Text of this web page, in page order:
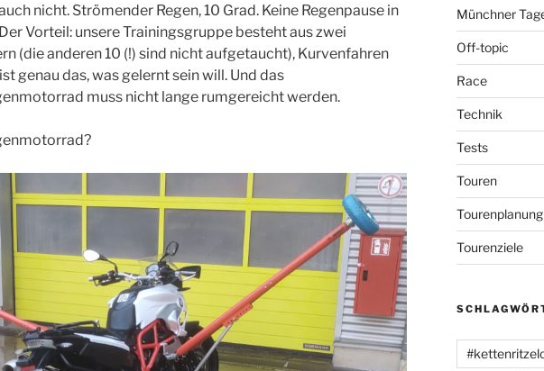
nicht. Strömender Regen, 10 Grad. Keine Regenpause in
Vorteil: unsere Trainingsgruppe besteht aus zwei
(die anderen 10 (!) sind nicht aufgetaucht), Kurvenfahren
genau das, was gelernt sein will. Und das
muss nicht lange rumgereicht werden.
Münchner
Off-topic
Race
Technik
Tests
Touren
Tourenplanung
Tourenziele